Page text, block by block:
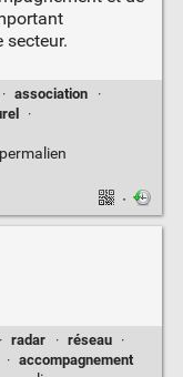
secteur.
· association
·
·
permalien
·
· radar · réseau
·
· accompagnement